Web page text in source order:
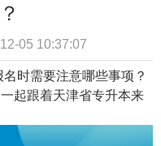
05 10:37:07
时需要注意哪些事项？
起跟着天津省专升本来